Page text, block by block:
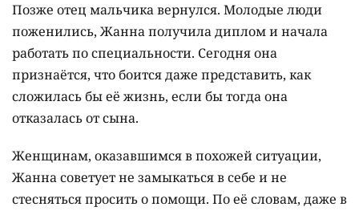
Позже отец мальчика вернулся. Молодые люди
поженились, Жанна получила диплом и начала
работать по специальности. Сегодня она
признаётся, что боится даже представить, как
сложилась бы её жизнь, если бы тогда она
отказалась от сына.
Женщинам, оказавшимся в похожей ситуации,
Жанна советует не замыкаться в себе и не
стесняться просить о помощи. По её словам, даже в